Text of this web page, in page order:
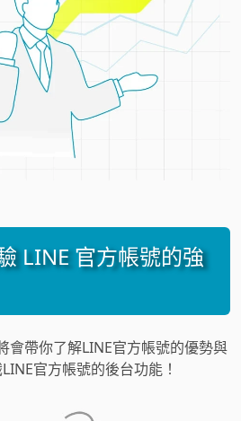
LINE 官方帳號的強
會帶你了解LINE官方帳號的優勢與
官方帳號的後台功能！